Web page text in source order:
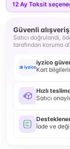
12 Ay Taksit
Güvenli alışveriş
Satıcı doğrulandı,
tarafından koruma
iyzico
Kart
Hızlı
Satıcı
İade ve